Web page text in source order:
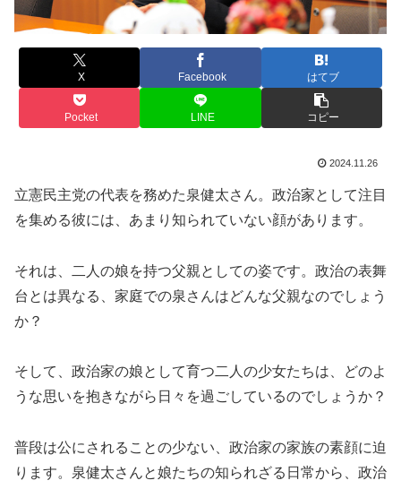
X Facebook はてブ
Pocket LINE コピー
2024.11.26
立憲民主党の代表を務めた泉健太さん。政治家として注目
を集める彼には、あまり知られていない顔があります。
それは、二人の娘を持つ父親としての姿です。政治の表舞
台とは異なる、家庭での泉さんはどんな父親なのでしょう
か？
そして、政治家の娘として育つ二人の少女たちは、どのよ
うな思いを抱きながら日々を過ごしているのでしょうか？
普段は公にされることの少ない、政治家の家族の素顔に迫
ります。泉健太さんと娘たちの知られざる日常から、政治